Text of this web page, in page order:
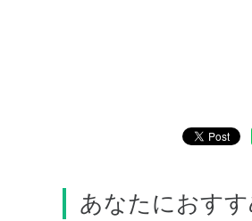
あなたにおす